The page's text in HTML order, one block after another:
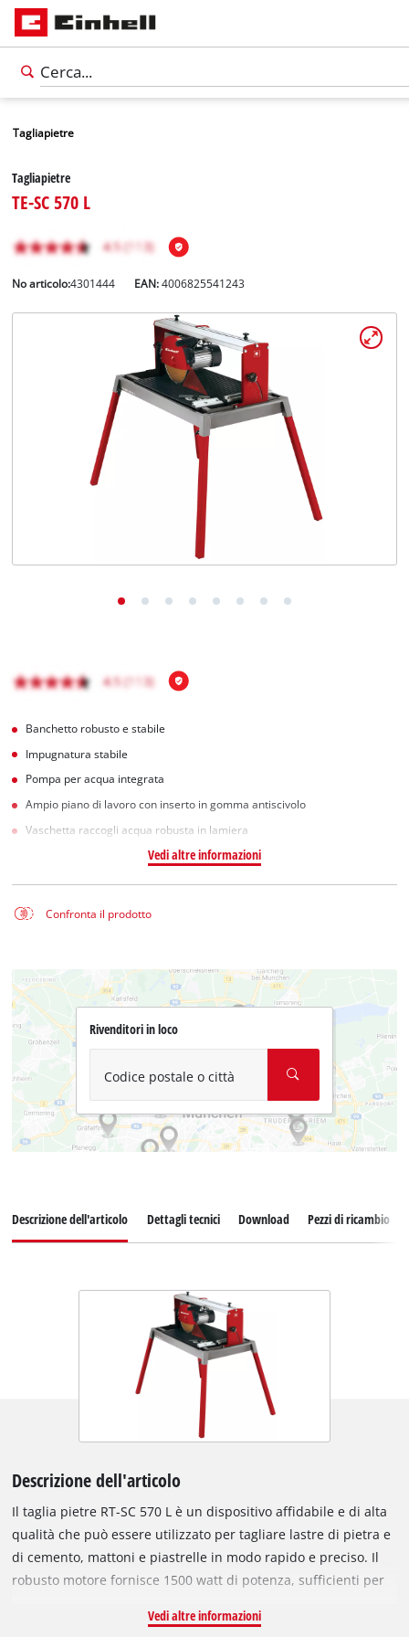
Tagliapietre
Tagliapietre
TE-SC 570 L
No articolo:4301444 EAN:4006825541243
Banchetto robusto e stabile
Impugnatura stabile
Pompa per acqua integrata
Ampio piano di lavoro con inserto in gomma antiscivolo
Vaschetta raccogli acqua robusta in lamiera
Vedi altre informazioni
Confronta il prodotto
Rivenditori in loco
Codice postale o città
Descrizione dell'articolo Dettagli tecnici Download Pezzi di ricambio
Descrizione dell'articolo
Il taglia pietre RT-SC 570 L è un dispositivo affidabile e di alta
qualità che può essere utilizzato per tagliare lastre di pietra e
di cemento, mattoni e piastrelle in modo rapido e preciso. Il
robusto motore fornisce 1500 watt di potenza, sufficienti per
anche nella lavorazione di materiali duri come il granito e il
Vedi altre informazioni